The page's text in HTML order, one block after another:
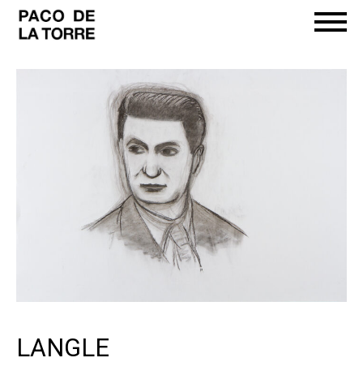
LANGLE